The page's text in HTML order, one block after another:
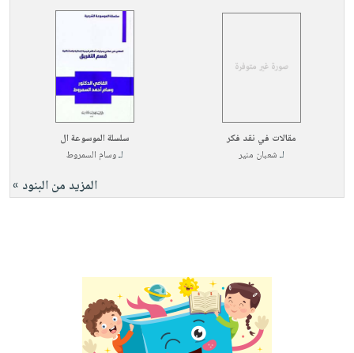
مقالات في نقد فكر
لـشعبان منير
سلسلة الموسوعة ال
لـوسام السمروط
المزيد من البنود »